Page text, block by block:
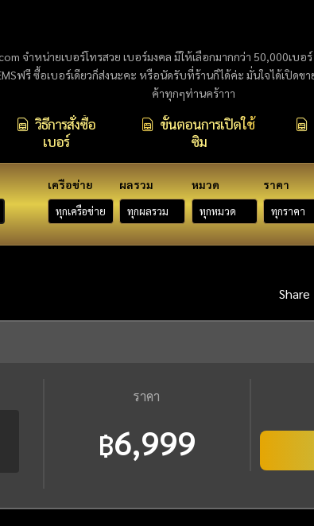
จำหน่ายเบอร์โทรสวย เบอร์มงคล มีให้เลือกมากกว่า 50,000เบ
ฟรี ซื้อเบอร์เดียวก็ส่งนะคะ หรือนัดรับที่ร้านก็ได้ค่ะ มั่นใจได้เปิด
ค้าทุกๆท่านคร้าาา
วิธีการสั่งซื้อ
เบอร์
ขั้นตอนการเปิดใช้
ซิม
เครือข่าย ผลรวม หมวด ราคา
Share
ราคา
฿6,999